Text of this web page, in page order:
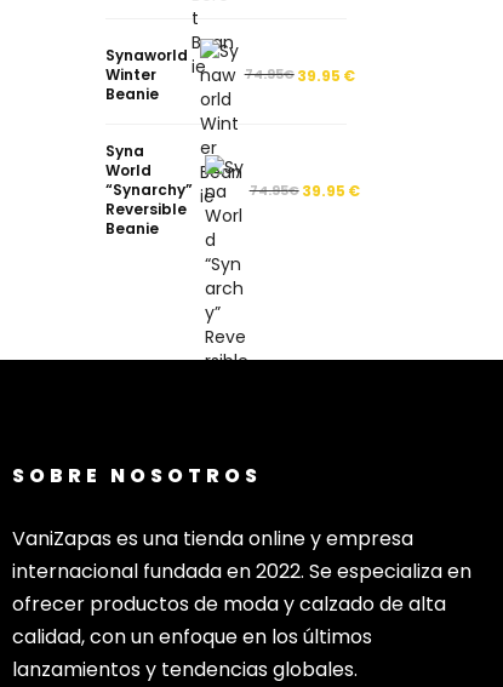
Synaworld
Winter
Beanie
74.95€ 39.95 €
Syna
World
“Synarchy”
Reversible
Beanie
74.95€ 39.95 €
SOBRE NOSOTROS
VaniZapas es una tienda online y empresa
internacional fundada en 2022. Se especializa en
ofrecer productos de moda y calzado de alta
calidad, con un enfoque en los últimos
lanzamientos y tendencias globales.